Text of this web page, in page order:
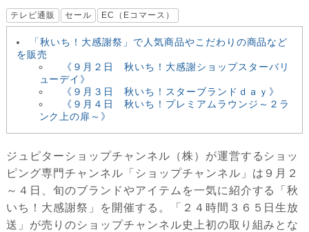
テレビ通販 セール EC（Eコマース）
「秋いち！大感謝祭」で人気商品やこだわりの商品など
を販売
《９月２日 秋いち！大感謝ショップスターバリ
ューデイ》
《９月３日 秋いち！スターブランドｄａｙ》
《９月４日 秋いち！プレミアムラウンジ～２ラ
ンク上の扉～》
ジュピターショップチャンネル（株）が運営するショッ
ピング専門チャンネル「ショップチャンネル」は９月２
～４日、旬のブランドやアイテムを一気に紹介する「秋
いち！大感謝祭」を開催する。「２４時間３６５日生放
送」が売りのショップチャンネル史上初の取り組みとな